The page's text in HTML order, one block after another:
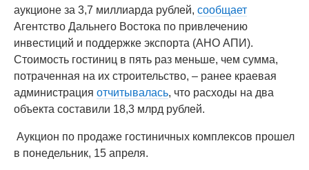
аукционе за 3,7 миллиарда рублей, сообщает
Агентство Дальнего Востока по привлечению
инвестиций и поддержке экспорта (АНО АПИ).
Стоимость гостиниц в пять раз меньше, чем сумма,
потраченная на их строительство, – ранее краевая
администрация отчитывалась, что расходы на два
объекта составили 18,3 млрд рублей.
Аукцион по продаже гостиничных комплексов прошел
в понедельник, 15 апреля.